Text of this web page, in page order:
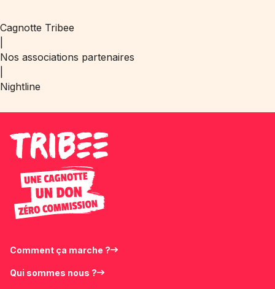
Cagnotte Tribee
Nos associations partenaires
Nightline
Comment ça marche ?
Qui sommes nous ?